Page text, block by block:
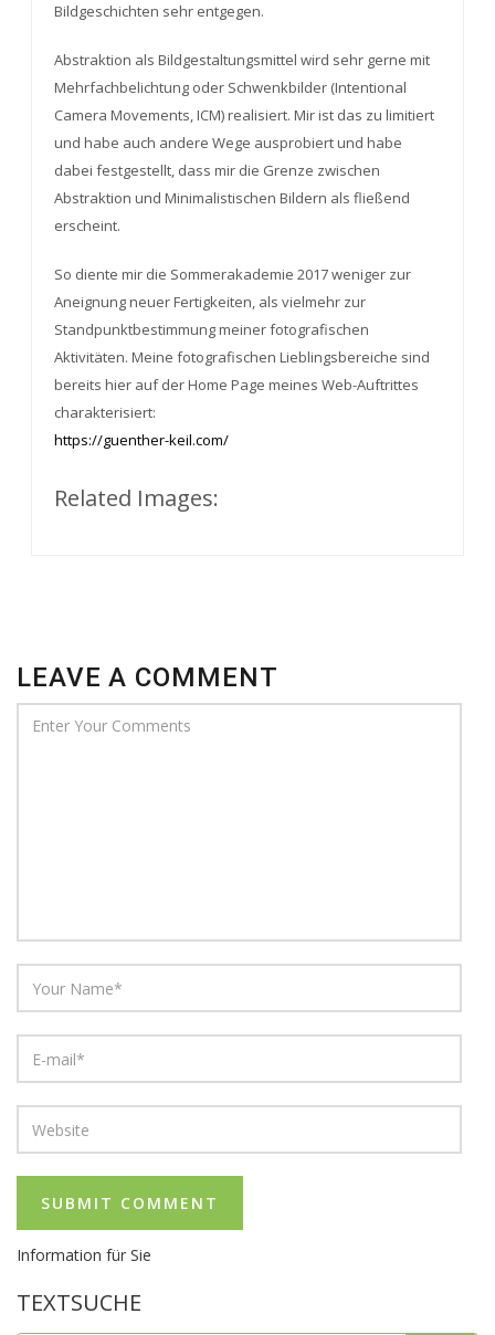
Bildgeschichten sehr entgegen.
Abstraktion als Bildgestaltungsmittel wird sehr gerne mit
Mehrfachbelichtung oder Schwenkbilder (Intentional
Camera Movements, ICM) realisiert. Mir ist das zu limitiert
und habe auch andere Wege ausprobiert und habe
dabei festgestellt, dass mir die Grenze zwischen
Abstraktion und Minimalistischen Bildern als fließend
erscheint.
So diente mir die Sommerakademie 2017 weniger zur
Aneignung neuer Fertigkeiten, als vielmehr zur
Standpunktbestimmung meiner fotografischen
Aktivitäten. Meine fotografischen Lieblingsbereiche sind
bereits hier auf der Home Page meines Web-Auftrittes
charakterisiert:
https://guenther-keil.com/
Related Images:
LEAVE A COMMENT
Information für Sie
TEXTSUCHE